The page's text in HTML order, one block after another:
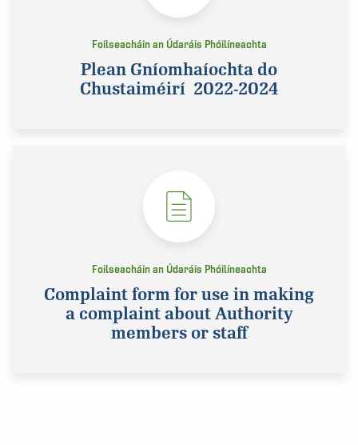
Foilseacháin an Údaráis Phóilíneachta
Plean Gníomhaíochta do
Chustaiméirí 2022-2024
Foilseacháin an Údaráis Phóilíneachta
Complaint form for use in making
a complaint about Authority
members or staff